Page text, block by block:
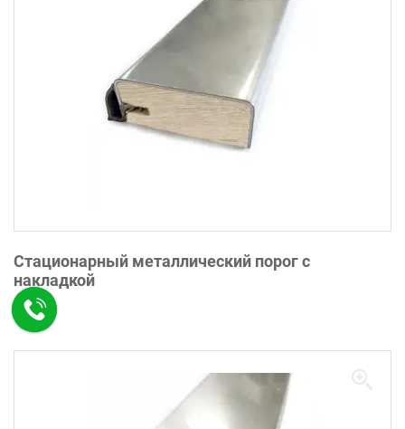
Стационарный металлический порог с
накладкой